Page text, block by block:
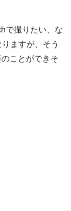
で撮りたい、な
ますが、そう
ことができそ